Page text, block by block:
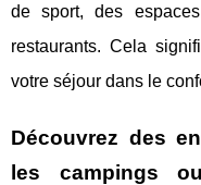
de sport, des
restaurants. Cela
votre séjour dans le
Découvrez des
les campings